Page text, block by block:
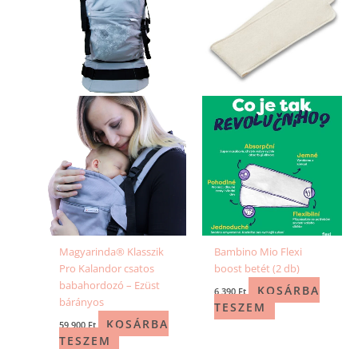
Magyarinda® Klasszik
Pro Kalandor csatos
babahordozó – Ezüst
bárányos
59 900 Ft
KOSÁRBA
TESZEM
Bambino Mio Flexi
boost betét (2 db)
6 390 Ft
KOSÁRBA
TESZEM